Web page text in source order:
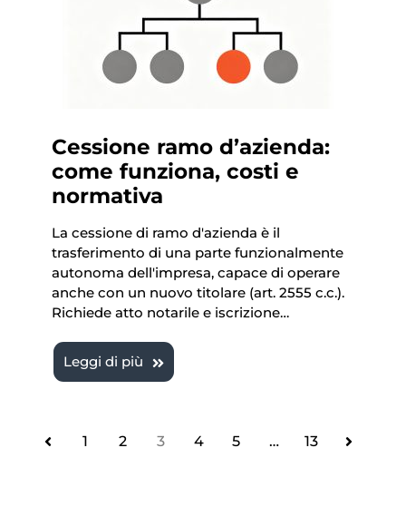
Cessione ramo d’azienda:
come funziona, costi e
normativa
La cessione di ramo d'azienda è il
trasferimento di una parte funzionalmente
autonoma dell'impresa, capace di operare
anche con un nuovo titolare (art. 2555 c.c.).
Richiede atto notarile e iscrizione…
Leggi di più
1 2 3 4 5 … 13